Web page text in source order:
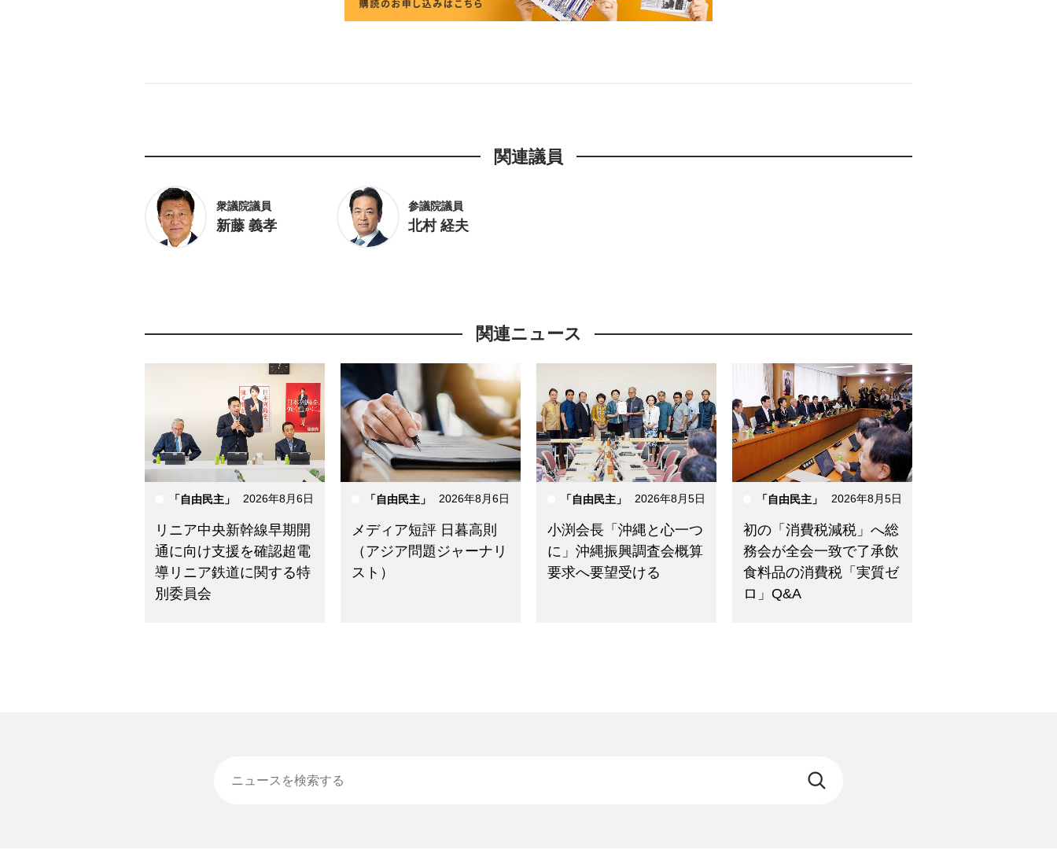
関連議員
衆議院議員
新藤 義孝
参議院議員
北村 経夫
関連ニュース
「自由民主」 2026年8月6日
リニア中央新幹線早期開
通に向け支援を確認超電
導リニア鉄道に関する特
別委員会
「自由民主」 2026年8月6日
メディア短評 日暮高則
（アジア問題ジャーナリ
スト）
「自由民主」 2026年8月5日
小渕会長「沖縄と心一つ
に」沖縄振興調査会概算
要求へ要望受ける
「自由民主」 2026年8月5日
初の「消費税減税」へ総
務会が全会一致で了承飲
食料品の消費税「実質ゼ
ロ」Q&A